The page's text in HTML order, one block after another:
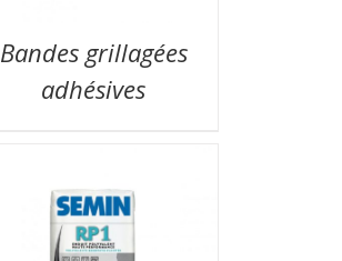
Bandes grillagées
adhésives